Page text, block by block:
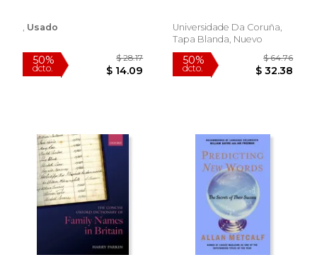
Usado
Universidade Da Coruña,
Tapa Blanda, Nuevo